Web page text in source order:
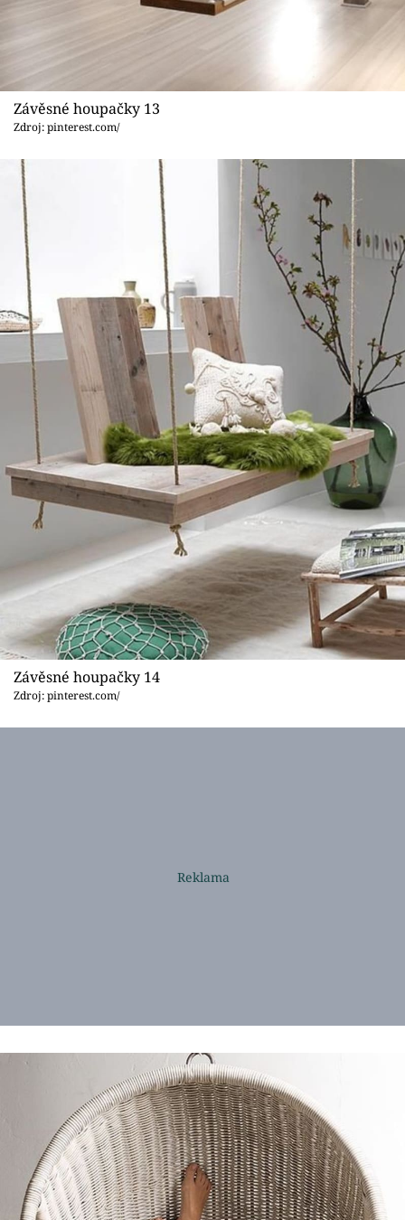
Závěsné houpačky 13
Zdroj: pinterest.com/
Závěsné houpačky 14
Zdroj: pinterest.com/